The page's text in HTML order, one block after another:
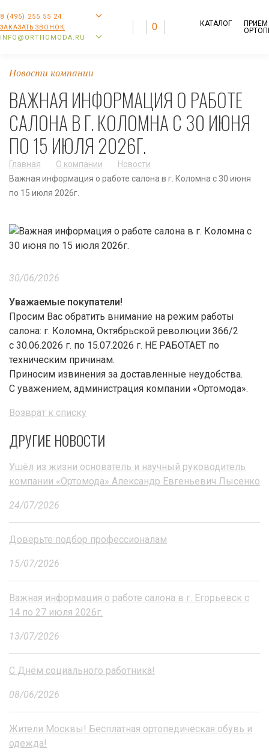
8 (495) 255 55 24
ЗАКАЗАТЬ ЗВОНОК
INFO@ORTHOMODA.RU
0 КАТАЛОГ
ПРИЕМ
Новости компании
ВАЖНАЯ ИНФОРМАЦИЯ О РАБОТЕ
САЛОНА В Г. КОЛОМНА С 30 ИЮНЯ
ПО 15 ИЮЛЯ 2026Г.
Главная О компании
Новости
Важная информация о работе салона в г. Коломна с 30 июня
по 15 июля 2026г.
30/06/2026
Уважаемые покупатели!
Просим Вас обратить внимание на режим работы
салона: г. Коломна, Октябрьской революции 366/2
с 30.06.2026 г. по 15.07.2026 г. НЕ РАБОТАЕТ по
техническим причинам.
Приносим извинения за доставленные неудобства.
С уважением, администрация компании «Ортомода».
Возврат к списку
ДРУГИЕ НОВОСТИ
Ушёл из жизни основатель и научный руководитель
компании «Ортомода» Александр Евгеньевич Лысенко
24/07/2026
Доверьте подбор профессионалам
15/07/2026
Важная информация о работе салона в г. Егорьевск с
14 по 27 июля 2026г.
13/07/2026
С Днём социального работника!
08/06/2026
Жители Москвы! Бесплатная ортопедическая обувь и
одежда!